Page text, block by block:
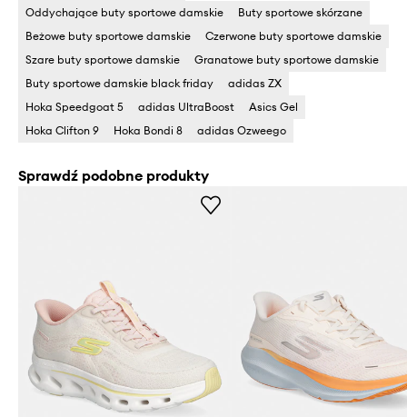
Oddychające buty sportowe damskie
Buty sportowe skórzane
Beżowe buty sportowe damskie
Czerwone buty sportowe damskie
Szare buty sportowe damskie
Granatowe buty sportowe damskie
Buty sportowe damskie black friday
adidas ZX
Hoka Speedgoat 5
adidas UltraBoost
Asics Gel
Hoka Clifton 9
Hoka Bondi 8 adidas Ozweego
Sprawdź podobne produkty